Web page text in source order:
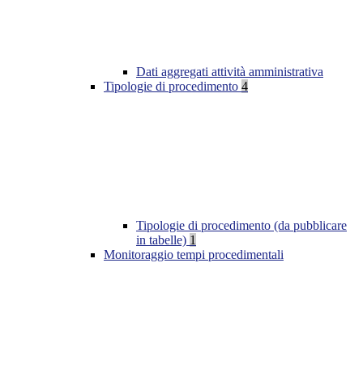
Dati aggregati attività amministrativa
Tipologie di procedimento 4
Tipologie di procedimento (da pubblicare
in tabelle) 1
Monitoraggio tempi procedimentali